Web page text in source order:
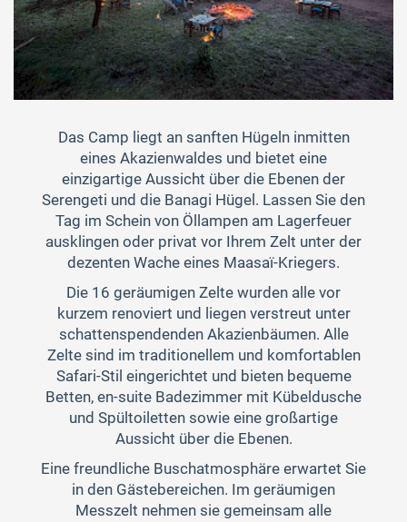
Das Camp liegt an sanften Hügeln inmitten
eines Akazienwaldes und bietet eine
einzigartige Aussicht über die Ebenen der
Serengeti und die Banagi Hügel. Lassen Sie den
Tag im Schein von Öllampen am Lagerfeuer
ausklingen oder privat vor Ihrem Zelt unter der
dezenten Wache eines Maasaï-Kriegers.
Die 16 geräumigen Zelte wurden alle vor
kurzem renoviert und liegen verstreut unter
schattenspendenden Akazienbäumen. Alle
Zelte sind im traditionellem und komfortablen
Safari-Stil eingerichtet und bieten bequeme
Betten, en-suite Badezimmer mit Kübeldusche
und Spültoiletten sowie eine großartige
Aussicht über die Ebenen.
Eine freundliche Buschatmosphäre erwartet Sie
in den Gästebereichen. Im geräumigen
Messzelt nehmen sie gemeinsam alle